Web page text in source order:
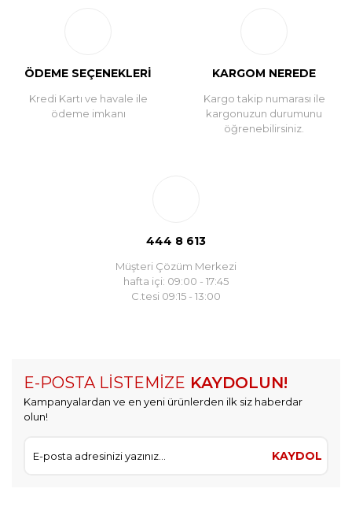
ÖDEME SEÇENEKLERİ
Kredi Kartı ve havale ile
ödeme imkanı
KARGOM NEREDE
Kargo takip numarası ile
kargonuzun durumunu
öğrenebilirsiniz.
444 8 613
Müşteri Çözüm Merkezi
hafta içi: 09:00 - 17:45
C.tesi 09:15 - 13:00
E-POSTA LİSTEMİZE KAYDOLUN!
Kampanyalardan ve en yeni ürünlerden ilk siz haberdar
olun!
KAYDOL